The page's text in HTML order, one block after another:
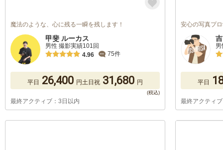
魔法のような、心に残る一瞬を残します！
甲斐 ルーカス
男性 撮影実績101回
4.96
75件
平日 26,400 円土日祝 31,680 円
最終アクティブ：3日以内
安心の写真プ
平日
最終アクティ